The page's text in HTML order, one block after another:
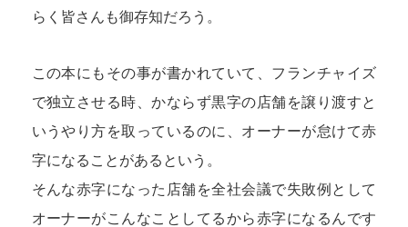
らく皆さんも御存知だろう。
この本にもその事が書かれていて、フランチャイズ
で独立させる時、かならず黒字の店舗を譲り渡すと
いうやり方を取っているのに、オーナーが怠けて赤
字になることがあるという。
そんな赤字になった店舗を全社会議で失敗例として
オーナーがこんなことしてるから赤字になるんです